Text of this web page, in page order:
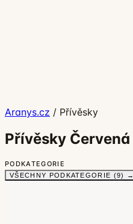
Aranys.cz / Přívěsky
Přívěsky Červená
PODKATEGORIE
VŠECHNY PODKATEGORIE (9) →